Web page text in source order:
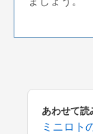
あわせて読
ミニロト